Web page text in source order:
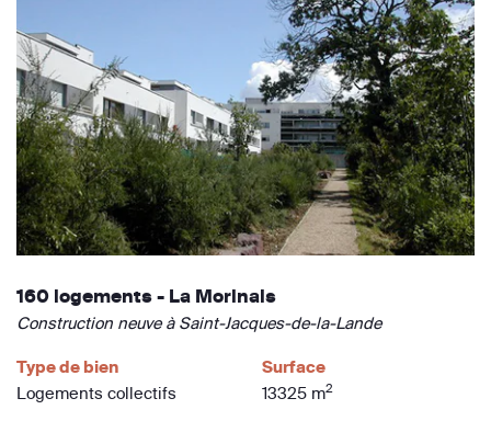
160 logements - La Morinais
Construction neuve à Saint-Jacques-de-la-Lande
Type de bien
Logements collectifs
Surface
13325 m2